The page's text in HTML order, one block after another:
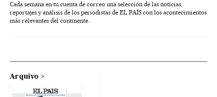
Cada semana en tu cuenta de correo una selección de las noticias,
reportajes y análisis de los periodistas de EL PAÍS con los acontecimientos
más relevantes del continente.
Arquivo